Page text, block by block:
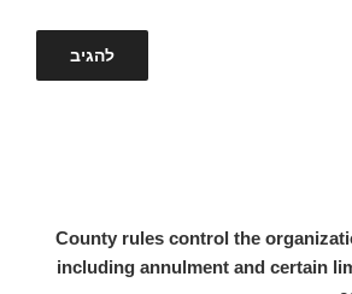
County rules control the
including annulment and certain